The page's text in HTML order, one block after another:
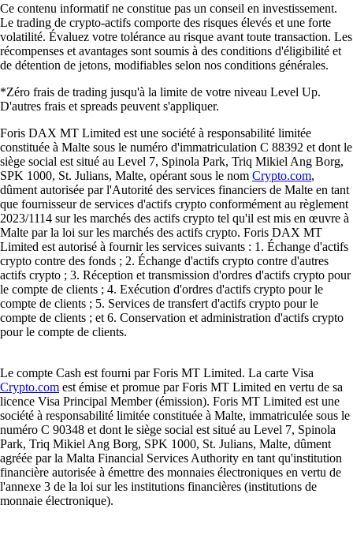
Ce contenu informatif ne constitue pas un conseil en investissement.
Le trading de crypto-actifs comporte des risques élevés et une forte
volatilité. Évaluez votre tolérance au risque avant toute transaction. Les
récompenses et avantages sont soumis à des conditions d'éligibilité et
de détention de jetons, modifiables selon nos conditions générales.
*Zéro frais de trading jusqu'à la limite de votre niveau Level Up.
D'autres frais et spreads peuvent s'appliquer.
Foris DAX MT Limited est une société à responsabilité limitée
constituée à Malte sous le numéro d'immatriculation C 88392 et dont le
siège social est situé au Level 7, Spinola Park, Triq Mikiel Ang Borg,
SPK 1000, St. Julians, Malte, opérant sous le nom Crypto.com,
dûment autorisée par l'Autorité des services financiers de Malte en tant
que fournisseur de services d'actifs crypto conformément au règlement
2023/1114 sur les marchés des actifs crypto tel qu'il est mis en œuvre à
Malte par la loi sur les marchés des actifs crypto. Foris DAX MT
Limited est autorisé à fournir les services suivants : 1. Échange d'actifs
crypto contre des fonds ; 2. Échange d'actifs crypto contre d'autres
actifs crypto ; 3. Réception et transmission d'ordres d'actifs crypto pour
le compte de clients ; 4. Exécution d'ordres d'actifs crypto pour le
compte de clients ; 5. Services de transfert d'actifs crypto pour le
compte de clients ; et 6. Conservation et administration d'actifs crypto
pour le compte de clients.
Le compte Cash est fourni par Foris MT Limited. La carte Visa
Crypto.com est émise et promue par Foris MT Limited en vertu de sa
licence Visa Principal Member (émission). Foris MT Limited est une
société à responsabilité limitée constituée à Malte, immatriculée sous le
numéro C 90348 et dont le siège social est situé au Level 7, Spinola
Park, Triq Mikiel Ang Borg, SPK 1000, St. Julians, Malte, dûment
agréée par la Malta Financial Services Authority en tant qu'institution
financière autorisée à émettre des monnaies électroniques en vertu de
l'annexe 3 de la loi sur les institutions financières (institutions de
monnaie électronique).